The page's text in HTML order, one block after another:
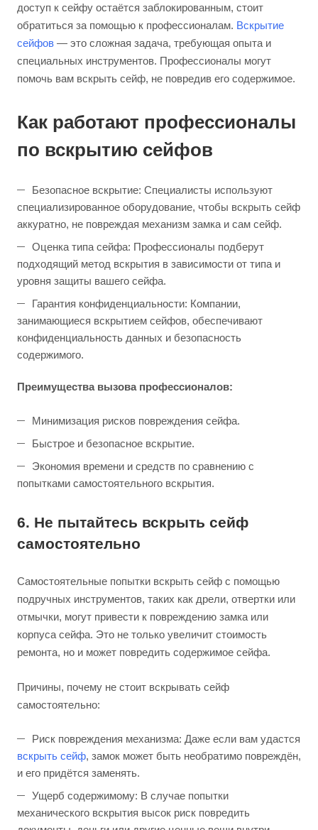
доступ к сейфу остаётся заблокированным, стоит
обратиться за помощью к профессионалам. Вскрытие
сейфов — это сложная задача, требующая опыта и
специальных инструментов. Профессионалы могут
помочь вам вскрыть сейф, не повредив его содержимое.
Как работают профессионалы
по вскрытию сейфов
Безопасное вскрытие: Специалисты используют
специализированное оборудование, чтобы вскрыть сейф
аккуратно, не повреждая механизм замка и сам сейф.
Оценка типа сейфа: Профессионалы подберут
подходящий метод вскрытия в зависимости от типа и
уровня защиты вашего сейфа.
Гарантия конфиденциальности: Компании,
занимающиеся вскрытием сейфов, обеспечивают
конфиденциальность данных и безопасность
содержимого.
Преимущества вызова профессионалов:
Минимизация рисков повреждения сейфа.
Быстрое и безопасное вскрытие.
Экономия времени и средств по сравнению с
попытками самостоятельного вскрытия.
6. Не пытайтесь вскрыть сейф
самостоятельно
Самостоятельные попытки вскрыть сейф с помощью
подручных инструментов, таких как дрели, отвертки или
отмычки, могут привести к повреждению замка или
корпуса сейфа. Это не только увеличит стоимость
ремонта, но и может повредить содержимое сейфа.
Причины, почему не стоит вскрывать сейф
самостоятельно:
Риск повреждения механизма: Даже если вам удастся
вскрыть сейф, замок может быть необратимо повреждён,
и его придётся заменять.
Ущерб содержимому: В случае попытки
механического вскрытия высок риск повредить